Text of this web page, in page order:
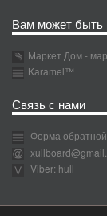
Вам может быть
Маркет Дом -
Karamel™
Связь с нами
Форма обратной
Viber: hull